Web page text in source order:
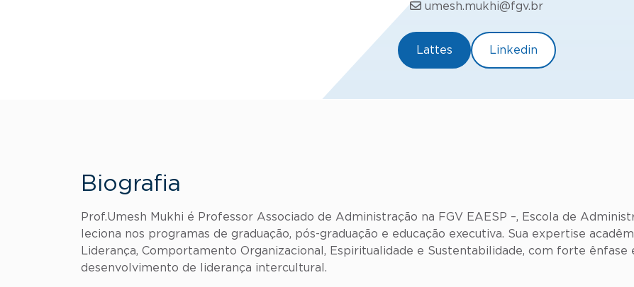
umesh.mukhi@fgv.br
Lattes Linkedin
Biografia
Prof.Umesh Mukhi é Professor Associado de Administração na FGV EAESP –, Escola de
leciona nos programas de graduação, pós-graduação e educação executiva. Sua expertise
Liderança, Comportamento Organizacional, Espiritualidade e Sustentabilidade, com forte ênfase
desenvolvimento de liderança intercultural.